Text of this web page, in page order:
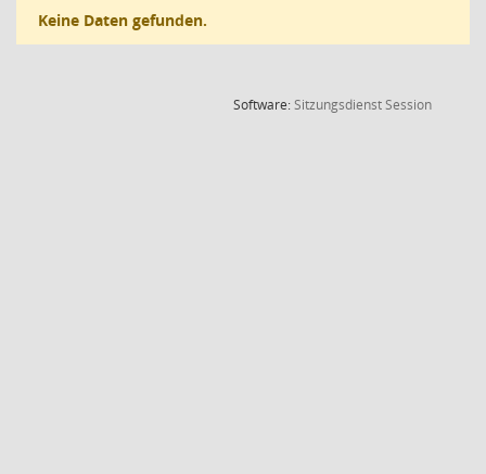
Keine Daten gefunden.
Software:SitzungsdienstSession(Wird in